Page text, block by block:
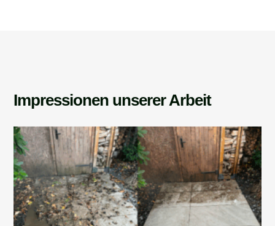
Impressionen unserer Arbeit